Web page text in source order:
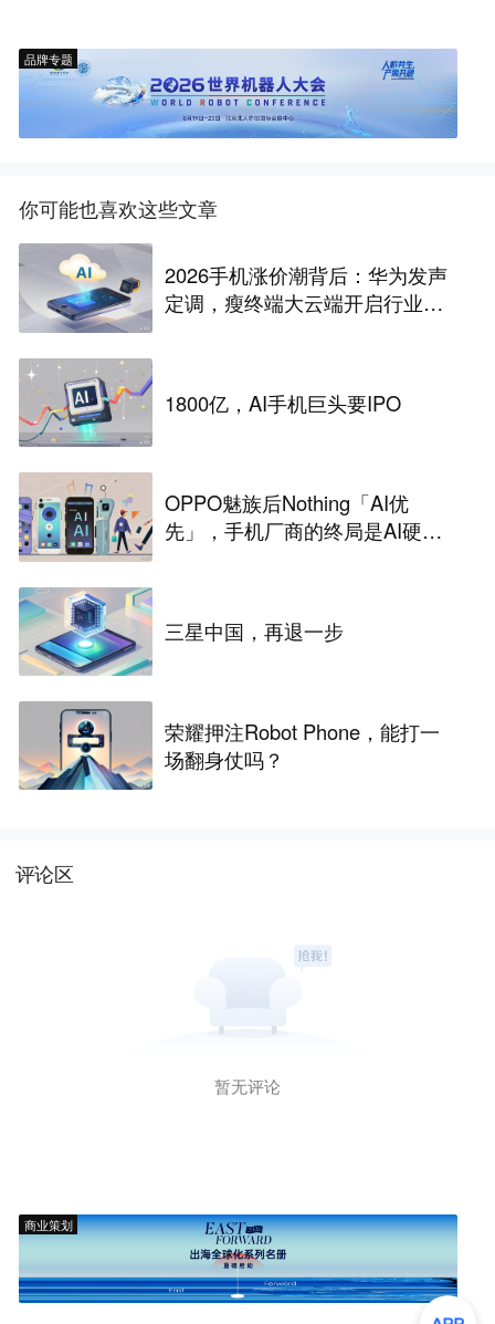
品牌专题
你可能也喜欢这些文章
2026手机涨价潮背后：华为发声
定调，瘦终端大云端开启行业革
1800亿，AI手机巨头要IPO
OPPO魅族后Nothing「AI优
先」，手机厂商的终局是AI硬
三星中国，再退一步
荣耀押注Robot Phone，能打一
场翻身仗吗？
评论区
暂无评论
商业策划